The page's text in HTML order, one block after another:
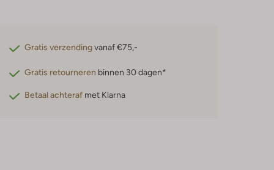
Gratis verzendingvanaf €75,-
Gratis retourneren binnen 30 dagen*
Betaal achteraf met Klarna